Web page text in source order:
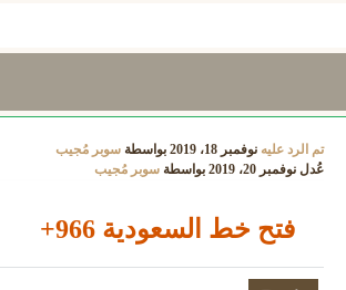
تم الرد عليه نوفمبر 18، 2019 بواسطة سوبر مُجيب
عُدل نوفمبر 20، 2019 بواسطة سوبر مُجيب
فتح خط السعودية 966+